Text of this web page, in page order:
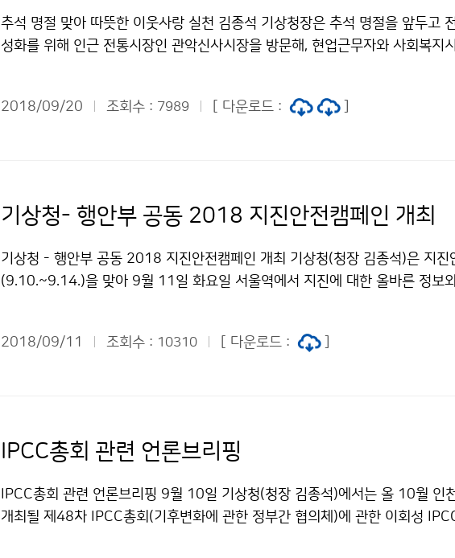
추석 명절 맞아 따뜻한 이웃사랑 실천 김종석 기상청장은 추석 명절을 앞두고
성화를 위해 인근 전통시장인 관악신사시장을 방문해, 현업근무자와 사회복지
2018/09/20
조회수 : 7989 [ 다운로드 :
기상청- 행안부 공동 2018 지진안전캠페인 개최
기상청 - 행안부 공동 2018 지진안전캠페인 개최 기상청(청장 김종석)은 지진
(9.10.~9.14.)을 맞아 9월 11일 화요일 서울역에서 지진에 대한 올바른 정보
2018/09/11 조회수 : 10310 [ 다운로드 :
IPCC총회 관련 언론브리핑
IPCC총회 관련 언론브리핑 9월 10일 기상청(청장 김종석)에서는 올 10월 인
개최될 제48차 IPCC총회(기후변화에 관한 정부간 협의체)에 관한 이회성